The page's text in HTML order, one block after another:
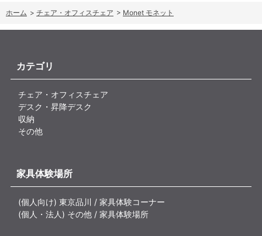
ホーム > チェア・オフィスチェア > Monet モネット
カテゴリ
チェア・オフィスチェア
デスク・昇降デスク
収納
その他
家具体験場所
(個人向け) 東京品川 / 家具体験コーナー
(個人・法人) その他 / 家具体験場所